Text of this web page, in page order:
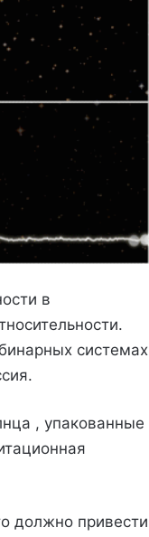
в
системах
, упакованные
должно привести